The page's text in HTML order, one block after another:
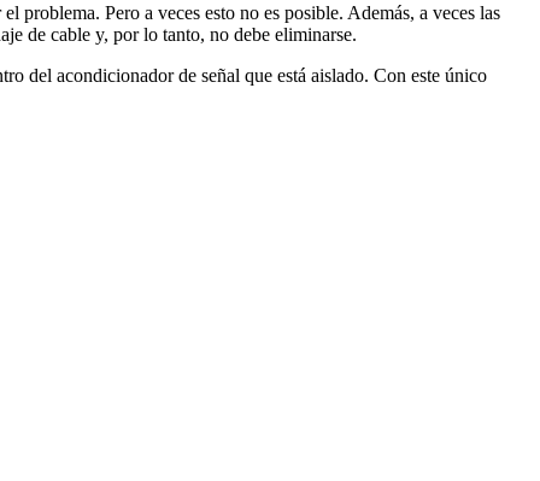
problema. Pero a veces esto no es posible. Además, a veces las
de cable y, por lo tanto, no debe eliminarse.
del acondicionador de señal que está aislado. Con este único